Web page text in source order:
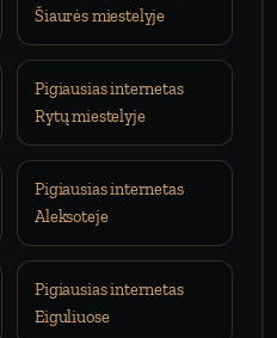
Šiaurės miestelyje
Pigiausias internetas
Rytų miestelyje
Pigiausias internetas
Aleksoteje
Pigiausias internetas
Eiguliuose